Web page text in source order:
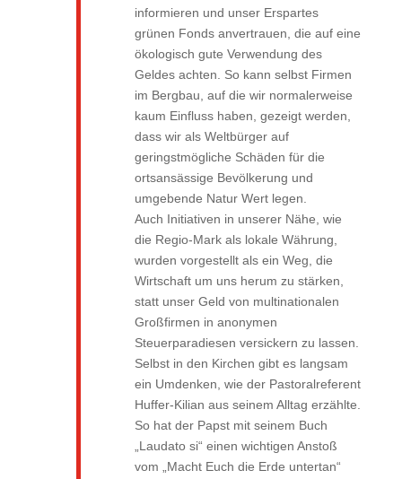
informieren und unser Erspartes
grünen Fonds anvertrauen, die auf eine
ökologisch gute Verwendung des
Geldes achten. So kann selbst Firmen
im Bergbau, auf die wir normalerweise
kaum Einfluss haben, gezeigt werden,
dass wir als Weltbürger auf
geringstmögliche Schäden für die
ortsansässige Bevölkerung und
umgebende Natur Wert legen.
Auch Initiativen in unserer Nähe, wie
die Regio-Mark als lokale Währung,
wurden vorgestellt als ein Weg, die
Wirtschaft um uns herum zu stärken,
statt unser Geld von multinationalen
Großfirmen in anonymen
Steuerparadiesen versickern zu lassen.
Selbst in den Kirchen gibt es langsam
ein Umdenken, wie der Pastoralreferent
Huffer-Kilian aus seinem Alltag erzählte.
So hat der Papst mit seinem Buch
„Laudato si“ einen wichtigen Anstoß
vom „Macht Euch die Erde untertan“